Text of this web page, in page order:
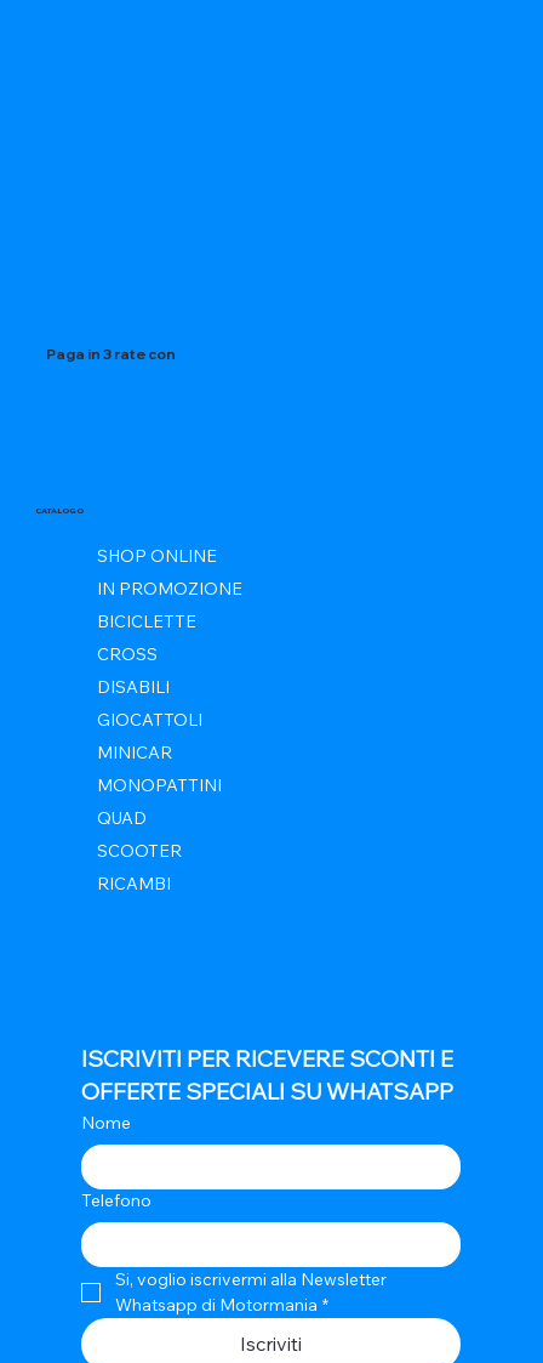
Paga in 3 rate con
CATALOGO
SHOP ONLINE
IN PROMOZIONE
BICICLETTE
CROSS
DISABILI
GIOCATTOLI
MINICAR
MONOPATTINI
QUAD
SCOOTER
RICAMBI
ISCRIVITI PER RICEVERE SCONTI E
OFFERTE SPECIALI SU WHATSAPP
Nome
Telefono
Si, voglio iscrivermi alla Newsletter
Whatsapp di Motormania *
Iscriviti